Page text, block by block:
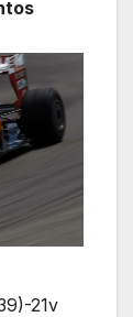
21v